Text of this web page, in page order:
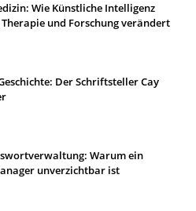
Wie Künstliche Intelligenz
und Forschung verändert
Der Schriftsteller Cay
Warum ein
unverzichtbar ist